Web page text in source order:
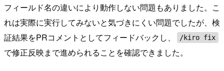
フィールド名の違いにより動作しない問題もありました。こ
れは実際に実行してみないと気づきにくい問題でしたが、検
証結果をPRコメントとしてフィードバックし、
/kiro fix
で修正反映まで進められることを確認できました。